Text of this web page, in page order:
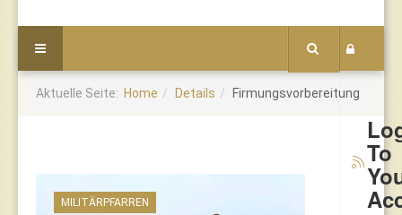
To
Aktuelle Seite: Home Details Firmungsvorbereitung
MILITÄRPFARREN